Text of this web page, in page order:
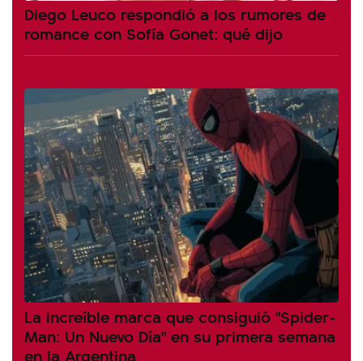
Diego Leuco respondió a los rumores de
romance con Sofía Gonet: qué dijo
La increíble marca que consiguió "Spider-
Man: Un Nuevo Día" en su primera semana
en la Argentina